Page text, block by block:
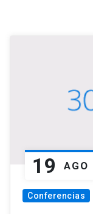
19 AGO
Conferencias